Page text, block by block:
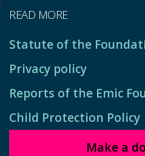
READ MORE
Statute of the
Privacy policy
Reports of the Emic
Child Protection Policy
Make a